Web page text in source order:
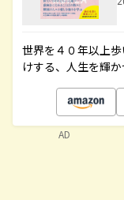
世界を４０年以上
けする、人生を輝
AD